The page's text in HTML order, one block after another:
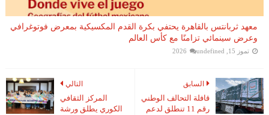
معهد ثربانتس بالقاهرة يحتفي بكرة القدم المكسيكية بمعرض فوتوغرافي
وعرض سينمائي تزامنًا مع كأس العالم
تموز 15, 2026 undefined
التالي
المركز الثقافي
الكوري يطلق ورشة
السابق
قافلة التحالف الوطني
رقم 11 تنطلق لدعم